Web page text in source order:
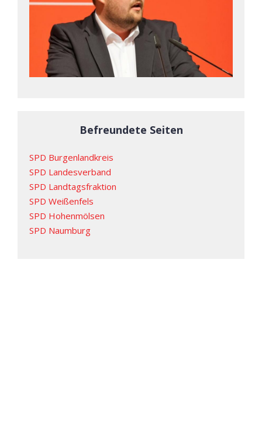
Befreundete Seiten
SPD Burgenlandkreis
SPD Landesverband
SPD Landtagsfraktion
SPD Weißenfels
SPD Hohenmölsen
SPD Naumburg